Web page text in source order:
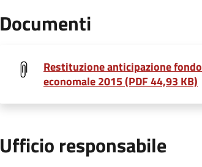
Documenti
Restituzione anticipazione fondo
economale 2015 (PDF 44,93 KB)
Ufficio responsabile